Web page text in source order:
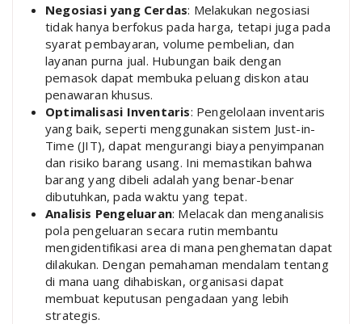
Negosiasi yang Cerdas: Melakukan negosiasi
tidak hanya berfokus pada harga, tetapi juga pada
syarat pembayaran, volume pembelian, dan
layanan purna jual. Hubungan baik dengan
pemasok dapat membuka peluang diskon atau
penawaran khusus.
Optimalisasi Inventaris: Pengelolaan inventaris
yang baik, seperti menggunakan sistem Just-in-
Time (JIT), dapat mengurangi biaya penyimpanan
dan risiko barang usang. Ini memastikan bahwa
barang yang dibeli adalah yang benar-benar
dibutuhkan, pada waktu yang tepat.
Analisis Pengeluaran: Melacak dan menganalisis
pola pengeluaran secara rutin membantu
mengidentifikasi area di mana penghematan dapat
dilakukan. Dengan pemahaman mendalam tentang
di mana uang dihabiskan, organisasi dapat
membuat keputusan pengadaan yang lebih
strategis.